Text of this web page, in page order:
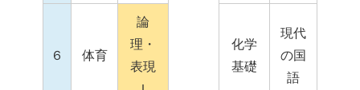
６ 体育
論
理・
表現
化学
基礎
現代
の国
語